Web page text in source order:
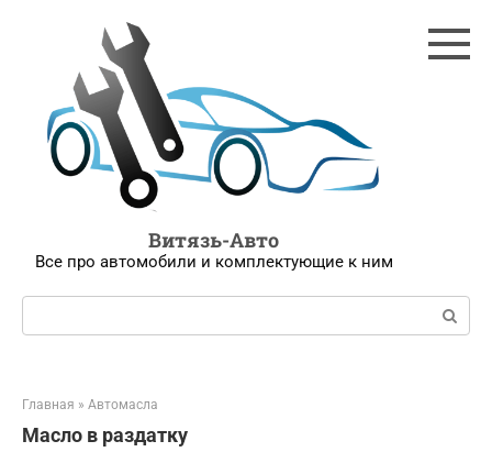
Витязь-Авто
Все про автомобили и комплектующие к ним
Поиск:
Главная » Автомасла
Масло в раздатку